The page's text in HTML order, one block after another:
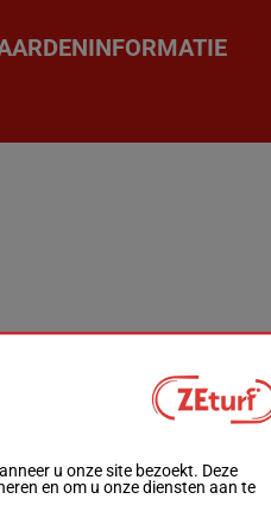
u onze site bezoekt. Deze
en om u onze diensten aan te